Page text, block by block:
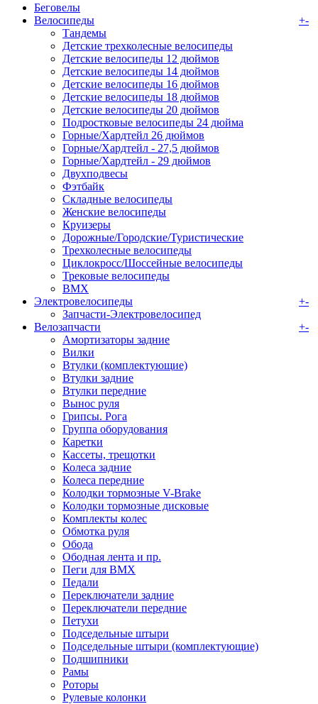
Беговелы
Велосипеды
+-
Тандемы
Детские трехколесные велосипеды
Детские велосипеды 12 дюймов
Детские велосипеды 14 дюймов
Детские велосипеды 16 дюймов
Детские велосипеды 18 дюймов
Детские велосипеды 20 дюймов
Подростковые велосипеды 24 дюйма
Горные/Хардтейл 26 дюймов
Горные/Хардтейл - 27,5 дюймов
Горные/Хардтейл - 29 дюймов
Двухподвесы
Фэтбайк
Складные велосипеды
Женские велосипеды
Круизеры
Дорожные/Городские/Туристические
Трехколесные велосипеды
Циклокросс/Шоссейные велосипеды
Трековые велосипеды
BMX
Электровелосипеды
+-
Запчасти-Электровелосипед
Велозапчасти
+-
Амортизаторы задние
Вилки
Втулки (комплектующие)
Втулки задние
Втулки передние
Вынос руля
Грипсы. Рога
Группа оборудования
Каретки
Кассеты, трещотки
Колеса задние
Колеса передние
Колодки тормозные V-Brake
Колодки тормозные дисковые
Комплекты колес
Обмотка руля
Обода
Ободная лента и пр.
Пеги для BMX
Педали
Переключатели задние
Переключатели передние
Петухи
Подседельные штыри
Подседельные штыри (комплектующие)
Подшипники
Рамы
Роторы
Рулевые колонки